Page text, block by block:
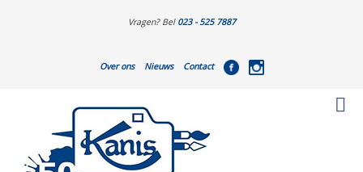
Vragen? Bel 023 - 525 7887
Over ons Nieuws Contact